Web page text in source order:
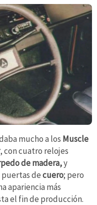
mucho a los Muscle
, con cuatro relojes
de madera,y
puertas decuero; pero
apariencia más
el fin de producción.